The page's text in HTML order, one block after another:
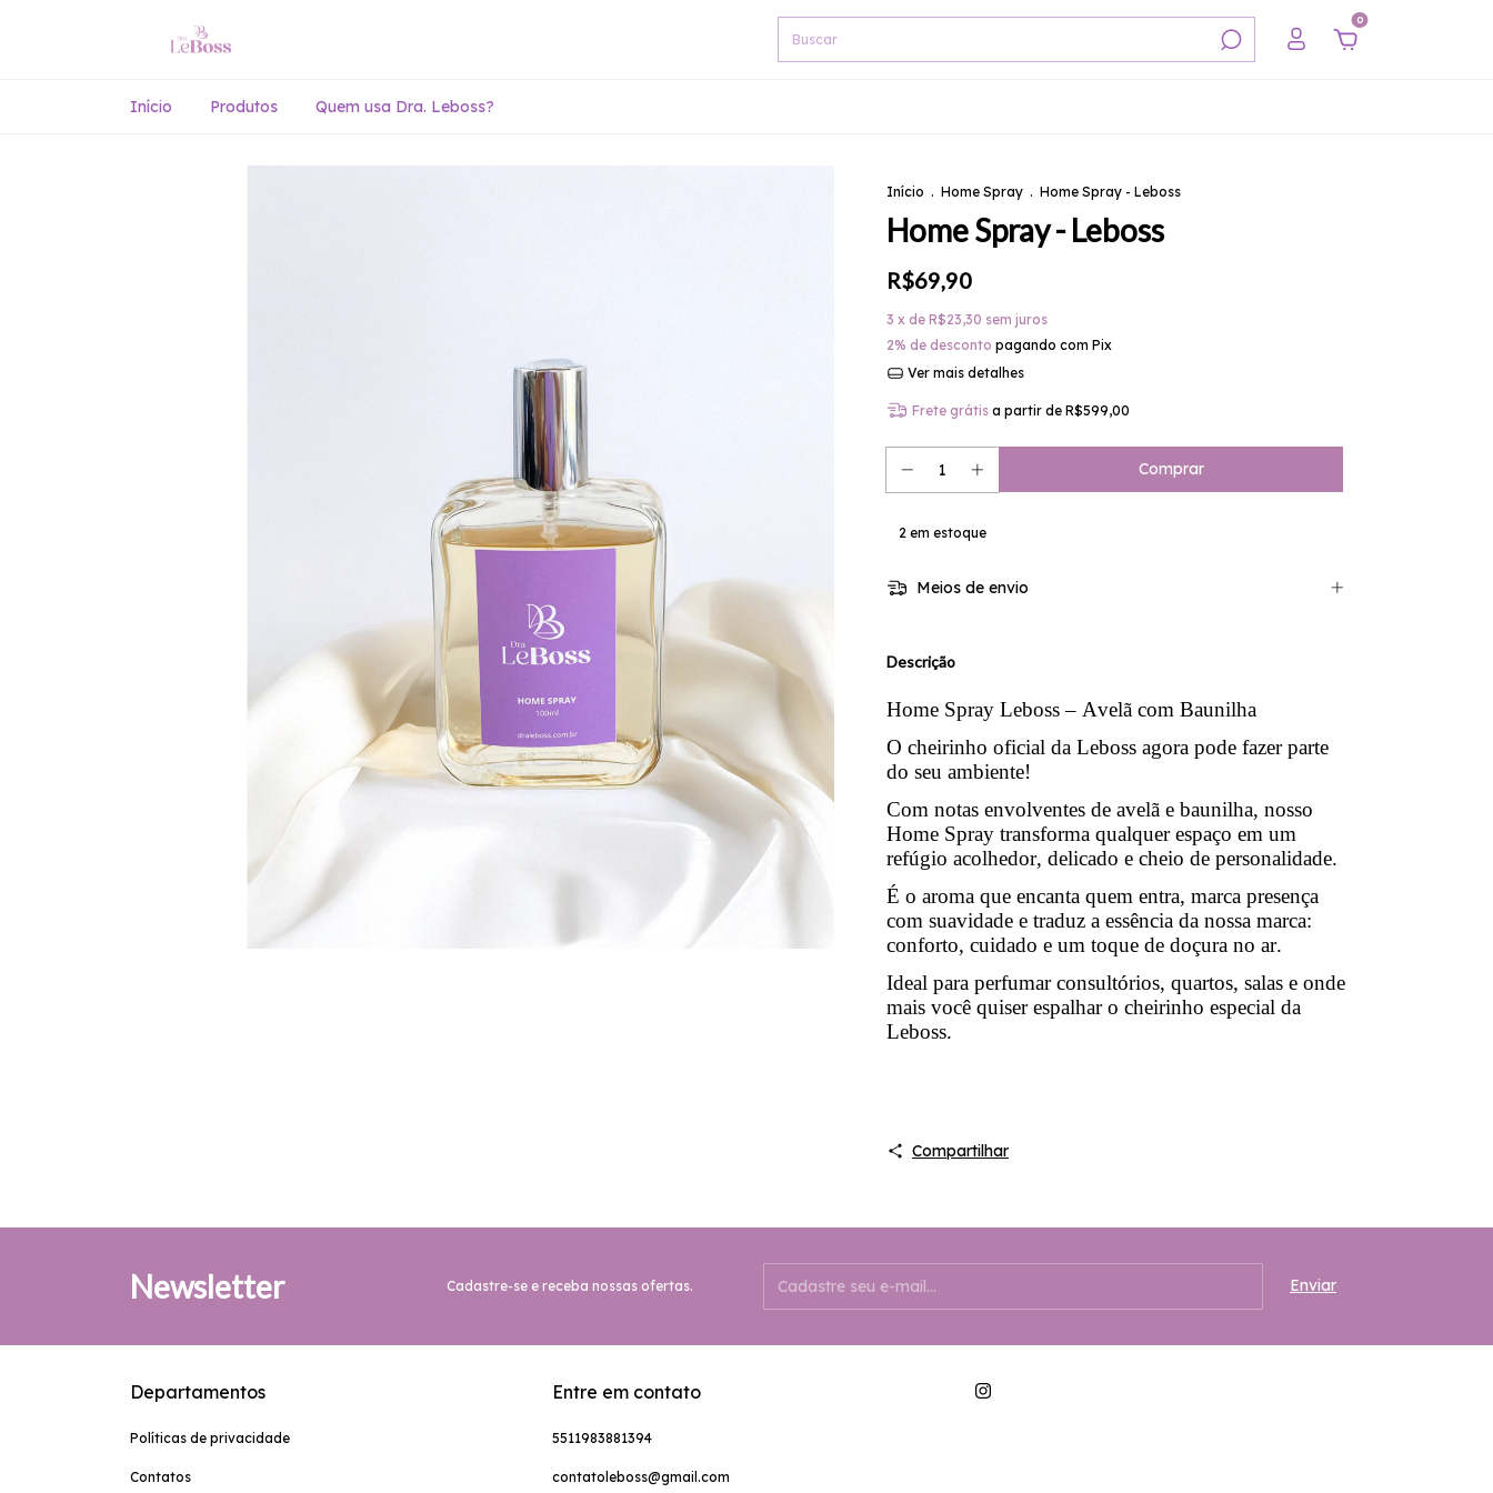
0
Início Produtos Quem usa Dra. Leboss?
Início . Home Spray . Home Spray - Leboss
Home Spray - Leboss
R$69,90
3 x de R$23,30 sem juros
2% de desconto pagando com Pix
Ver mais detalhes
Frete grátis a partir de R$599,00
2 em estoque
Meios de envio
Descrição
Home Spray Leboss – Avelã com Baunilha
O cheirinho oficial da Leboss agora pode fazer parte
do seu ambiente!
Com notas envolventes de avelã e baunilha, nosso
Home Spray transforma qualquer espaço em um
refúgio acolhedor, delicado e cheio de personalidade.
É o aroma que encanta quem entra, marca presença
com suavidade e traduz a essência da nossa marca:
conforto, cuidado e um toque de doçura no ar.
Ideal para perfumar consultórios, quartos, salas e onde
mais você quiser espalhar o cheirinho especial da
Leboss.
Compartilhar
Newsletter Cadastre-se e receba nossas ofertas.
Departamentos
Políticas de privacidade
Contatos
Entre em contato
5511983881394
contatoleboss@gmail.com